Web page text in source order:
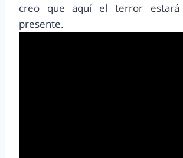
creo que aquí el terror estará
presente.